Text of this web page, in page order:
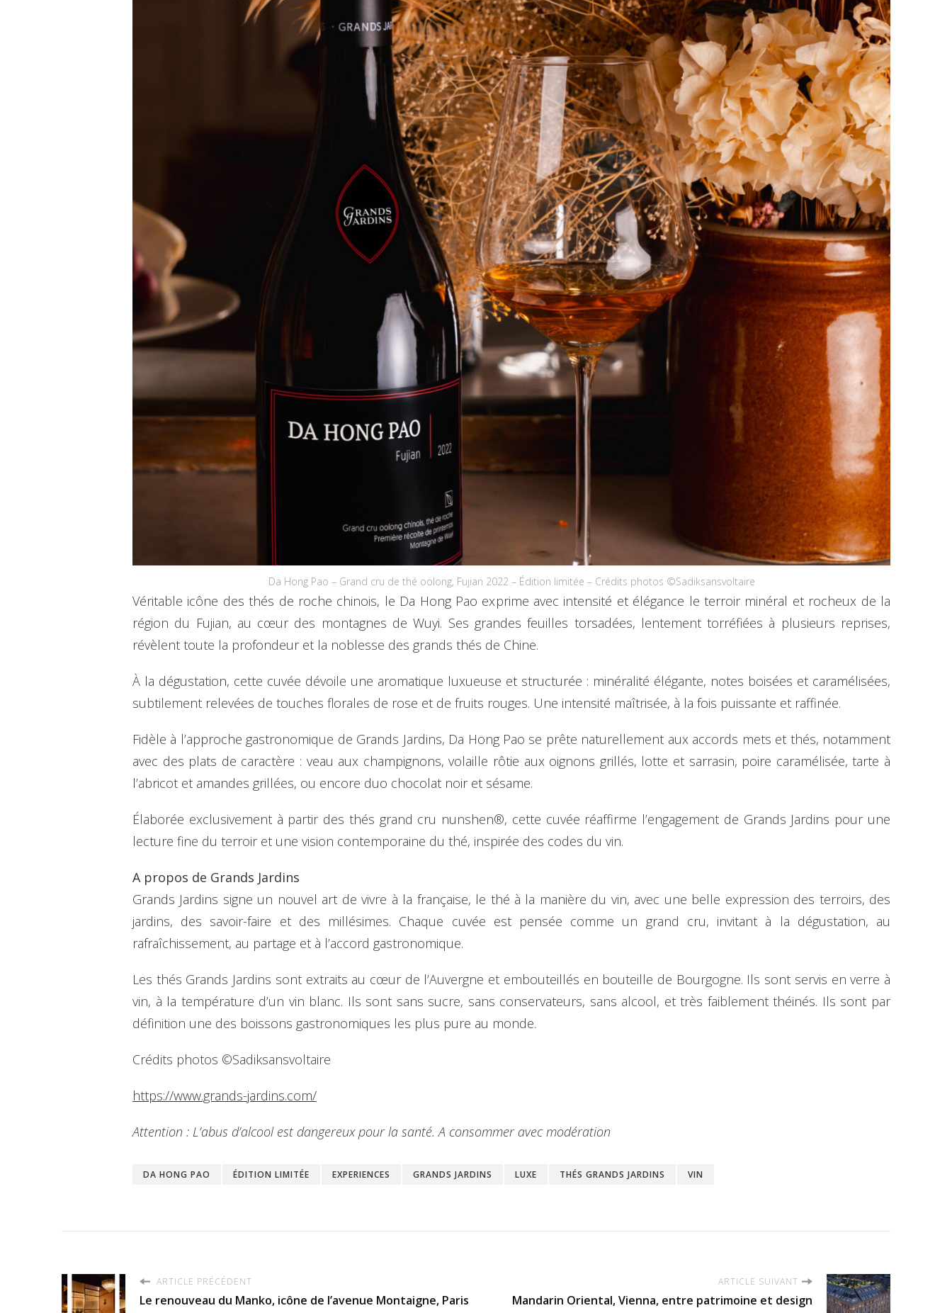
Da Hong Pao – Grand cru de thé oolong, Fujian 2022 – Édition limitée – Crédits photos ©Sadiksansvoltaire
Véritable icône des thés de roche chinois, le Da Hong Pao exprime avec intensité et élégance le terroir minéral et rocheux de la
région du Fujian, au cœur des montagnes de Wuyi. Ses grandes feuilles torsadées, lentement torréfiées à plusieurs reprises,
révèlent toute la profondeur et la noblesse des grands thés de Chine.
À la dégustation, cette cuvée dévoile une aromatique luxueuse et structurée : minéralité élégante, notes boisées et caramélisées,
subtilement relevées de touches florales de rose et de fruits rouges. Une intensité maîtrisée, à la fois puissante et raffinée.
Fidèle à l’approche gastronomique de Grands Jardins, Da Hong Pao se prête naturellement aux accords mets et thés, notamment
avec des plats de caractère : veau aux champignons, volaille rôtie aux oignons grillés, lotte et sarrasin, poire caramélisée, tarte à
l’abricot et amandes grillées, ou encore duo chocolat noir et sésame.
Élaborée exclusivement à partir des thés grand cru nunshen®, cette cuvée réaffirme l’engagement de Grands Jardins pour une
lecture fine du terroir et une vision contemporaine du thé, inspirée des codes du vin.
A propos de Grands Jardins
Grands Jardins signe un nouvel art de vivre à la française, le thé à la manière du vin, avec une belle expression des terroirs, des
jardins, des savoir-faire et des millésimes. Chaque cuvée est pensée comme un grand cru, invitant à la dégustation, au
rafraîchissement, au partage et à l’accord gastronomique.
Les thés Grands Jardins sont extraits au cœur de l’Auvergne et embouteillés en bouteille de Bourgogne. Ils sont servis en verre à
vin, à la température d’un vin blanc. Ils sont sans sucre, sans conservateurs, sans alcool, et très faiblement théinés. Ils sont par
définition une des boissons gastronomiques les plus pure au monde.
Crédits photos ©Sadiksansvoltaire
https://www.grands-jardins.com/
Attention : L’abus d’alcool est dangereux pour la santé. A consommer avec modération
DA HONG PAO ÉDITION LIMITÉE EXPERIENCES GRANDS JARDINS LUXE THÉS GRANDS JARDINS VIN
ARTICLE PRÉCÉDENT
Le renouveau du Manko, icône de l’avenue Montaigne, Paris
ARTICLE SUIVANT
Mandarin Oriental, Vienna, entre patrimoine et design